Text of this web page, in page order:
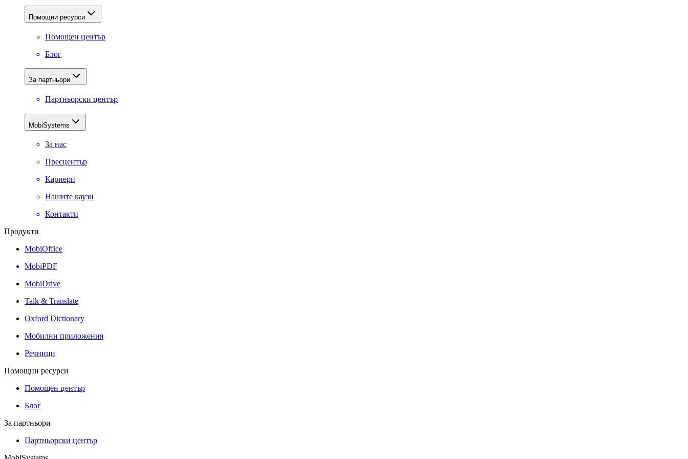
Помощни ресурси
Помощен център
Блог
За партньори
Партньорски център
MobiSystems
За нас
Пресцентър
Кариери
Нашите каузи
Контакти
Продукти
MobiOffice
MobiPDF
MobiDrive
Talk & Translate
Oxford Dictionary
Мобилни приложения
Речници
Помощни ресурси
Помощен център
Блог
За партньори
Партньорски център